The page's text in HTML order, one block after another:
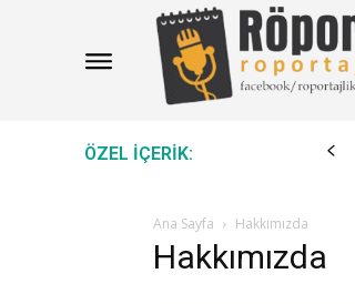
ÖZEL IÇERIK:
Ana Sayfa Hakkımızda
Hakkımızda